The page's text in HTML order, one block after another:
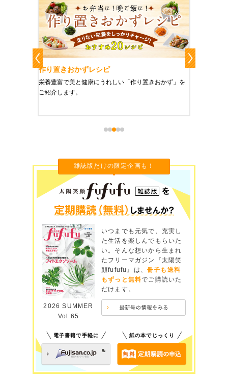
作り置きおかずレシピ
栄養豊富で美と健康にうれしい「作り置きおかず」を
ご紹介します。
雑誌版だけの限定企画も！
2026 SUMMER
Vol.65
いつまでも元気で、充実し
た生活を楽しんでもらいた
い。そんな想いから生まれ
たフリーマガジン『太陽笑
顔fufufu』は、 冊子も送料
もずっと無料でご購読いた
だけます。
電子書籍で手軽に 紙の本でじっくり